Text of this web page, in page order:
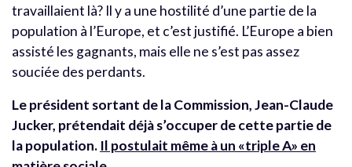
travaillaient là? Il y a une hostilité d’une partie de la
population à l’Europe, et c’est justifié. L’Europe a bien
assisté les gagnants, mais elle ne s’est pas assez
souciée des perdants.
Le président sortant de la Commission, Jean-Claude
Jucker, prétendait déjà s’occuper de cette partie de
la population. Il postulait même à un «triple A» en